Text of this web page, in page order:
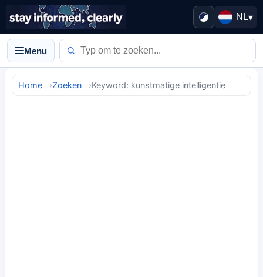
NL▾
Menu
Home Zoeken Keyword: kunstmatige intelligentie